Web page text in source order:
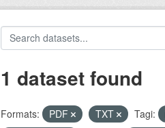
1 dataset found
Formats: PDF TXT Tagi: